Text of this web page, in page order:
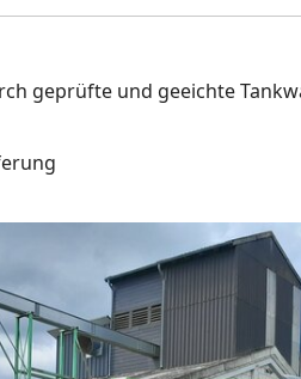
geprüfte und geeichte